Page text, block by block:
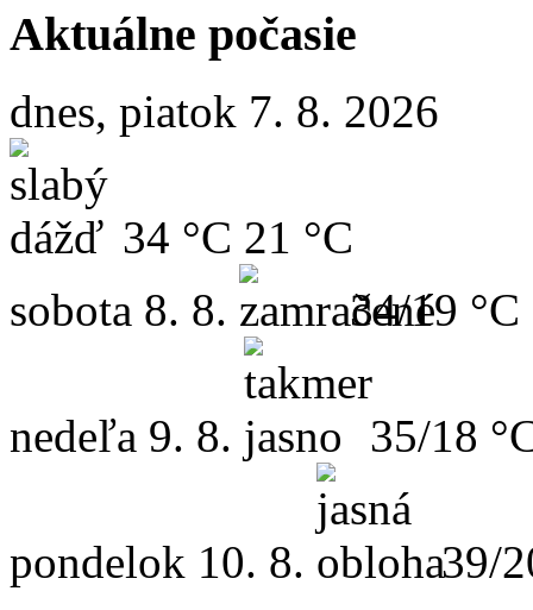
Aktuálne počasie
dnes, piatok 7. 8. 2026
34 °C 21 °C
sobota 8. 8. 34/19 °C
nedeľa 9. 8. 35/18
pondelok 10. 8. 39/